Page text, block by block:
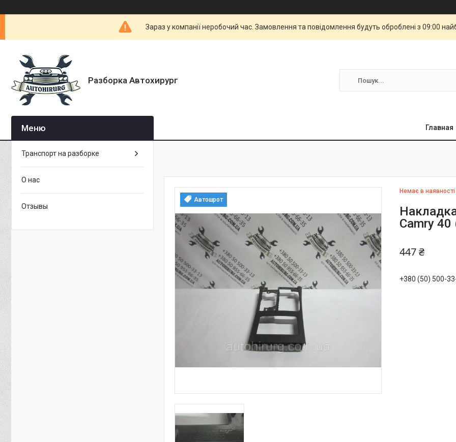
Зараз у компанії неробочий час. Замовлення та повідомлення будуть оброблені з 09:00
Разборка Автохирург
Главная
Автошрот
Немає в наявності
Camry
447 ₴
+380 (50) 500-
Транспорт на разборке
О нас
Отзывы